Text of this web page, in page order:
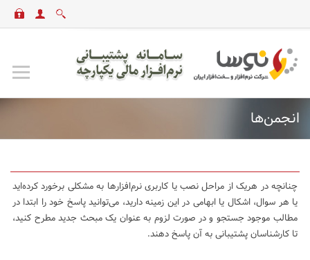
انجمن‌ها
چنانچه در هریک از مراحل نصب یا کاربری نرم‌افزارها به مشکلی برخورد کرده‌اید
یا هر سوال، اشکال یا ابهامی در این زمینه دارید، می‌توانید پاسخ خود را ابتدا در
مطالب موجود جستجو و در صورت لزوم به عنوان یک مبحث جدید مطرح کنید،
تا کارشناسان پشتیبانی به آن پاسخ دهند.